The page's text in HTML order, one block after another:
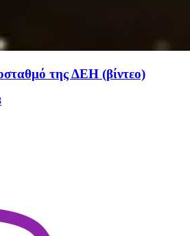
της ΔΕΗ (βίντεο)